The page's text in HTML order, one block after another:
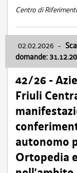
Centro di
02.02.2026 -
domande:
42/26 -
Friuli
autonomo
Ortopedia